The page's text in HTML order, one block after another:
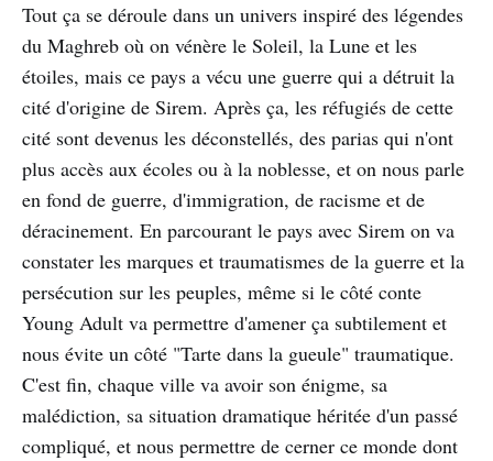
Tout ça se déroule dans un univers inspiré des légendes
du Maghreb où on vénère le Soleil, la Lune et les
étoiles, mais ce pays a vécu une guerre qui a détruit la
cité d'origine de Sirem. Après ça, les réfugiés de cette
cité sont devenus les déconstellés, des parias qui n'ont
plus accès aux écoles ou à la noblesse, et on nous parle
en fond de guerre, d'immigration, de racisme et de
déracinement. En parcourant le pays avec Sirem on va
constater les marques et traumatismes de la guerre et la
persécution sur les peuples, même si le côté conte
Young Adult va permettre d'amener ça subtilement et
nous évite un côté "Tarte dans la gueule" traumatique.
C'est fin, chaque ville va avoir son énigme, sa
malédiction, sa situation dramatique héritée d'un passé
compliqué, et nous permettre de cerner ce monde dont